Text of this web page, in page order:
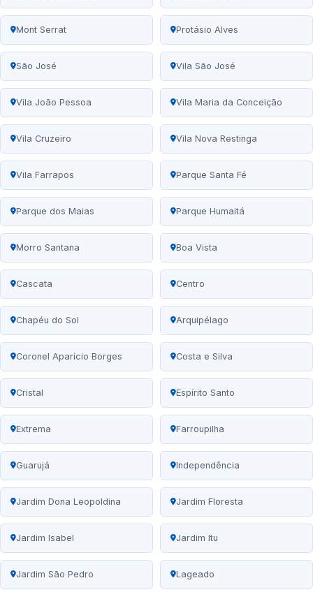
Mont Serrat Protásio Alves
São José Vila São José
Vila João Pessoa Vila Maria da Conceição
Vila Cruzeiro Vila Nova Restinga
Vila Farrapos Parque Santa Fé
Parque dos Maias Parque Humaitá
Morro Santana Boa Vista
Cascata Centro
Chapéu do Sol Arquipélago
Coronel Aparício Borges Costa e Silva
Cristal Espírito Santo
Extrema Farroupilha
Guarujá Independência
Jardim Dona Leopoldina Jardim Floresta
Jardim Isabel Jardim Itu
Jardim São Pedro Lageado